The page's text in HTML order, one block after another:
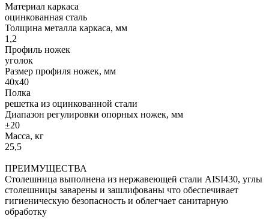
Материал каркаса
оцинкованная сталь
Толщина металла каркаса, мм
1,2
Профиль ножек
уголок
Размер профиля ножек, мм
40х40
Полка
решетка из оцинкованной стали
Диапазон регулировки опорных ножек, мм
±20
Масса, кг
25,5
ПРЕИМУЩЕСТВА
Столешница выполнена из нержавеющей стали AISI430, углы
столешницы заварены и зашлифованы что обеспечивает
гигиеническую безопасность и облегчает санитарную
обработку